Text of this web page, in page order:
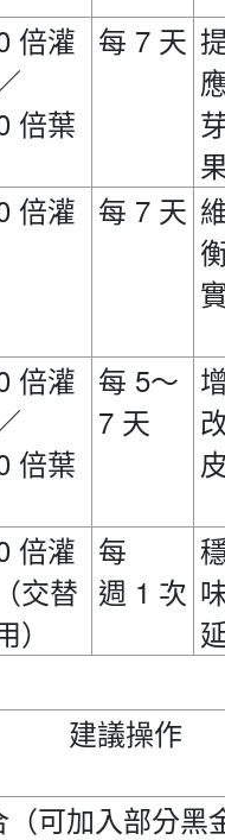
倍灌
倍葉
每 7 天
倍灌
每 7 天
倍灌
倍葉
每 5～
7 天
倍灌
交替
）
每
週 1 次
建議操作
可加入部分黑